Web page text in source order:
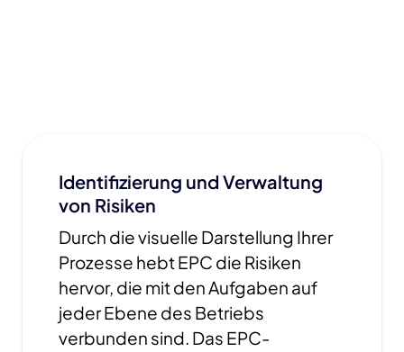
Identifizierung und Verwaltung
von Risiken
Durch die visuelle Darstellung Ihrer
Prozesse hebt EPC die Risiken
hervor, die mit den Aufgaben auf
jeder Ebene des Betriebs
verbunden sind. Das EPC-